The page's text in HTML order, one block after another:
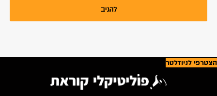
הצטרפי לניוזלטר